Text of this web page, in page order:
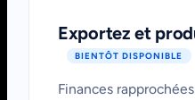
Exportez et
BIENTÔT DISPONIBLE
Finances